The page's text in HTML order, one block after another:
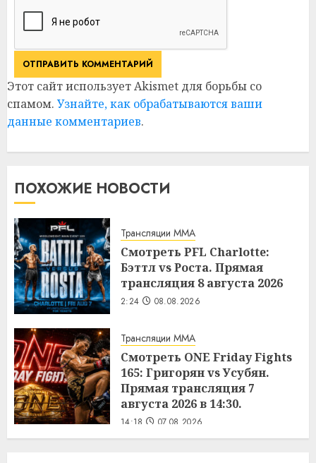
Этот сайт использует Akismet для борьбы со
спамом. Узнайте, как обрабатываются ваши
данные комментариев.
ПОХОЖИЕ НОВОСТИ
Трансляции MMA
Смотреть PFL Charlotte:
Бэттл vs Роста. Прямая
трансляция 8 августа 2026
2:24 08.08.2026
Трансляции MMA
Смотреть ONE Friday Fights
165: Григорян vs Усубян.
Прямая трансляция 7
августа 2026 в 14:30.
14:18 07.08.2026